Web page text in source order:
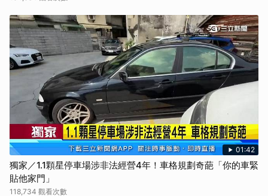
01:42
獨家／1.1顆星停車場涉非法經營4年！車格規劃奇葩「你的車緊
貼他家門」
118,734 觀看次數